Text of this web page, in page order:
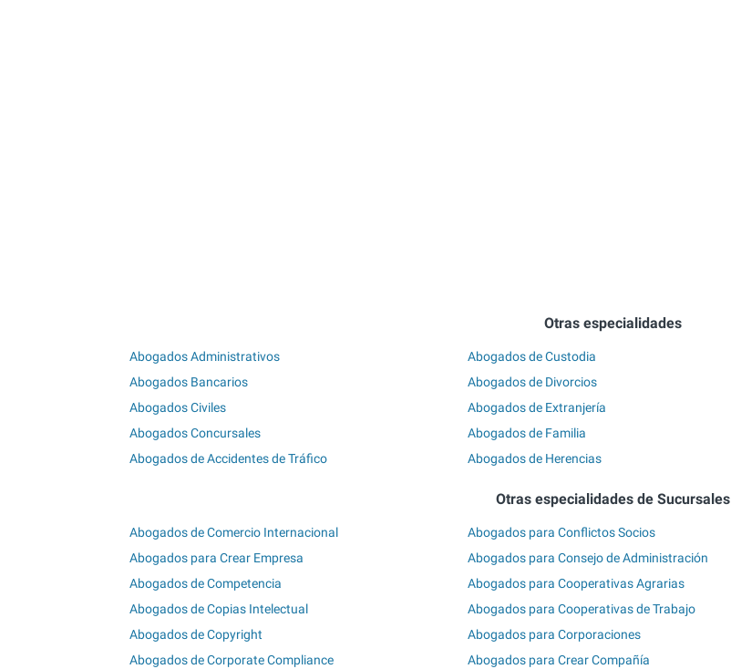
Otras especialidades
Abogados Administrativos
Abogados Bancarios
Abogados Civiles
Abogados Concursales
Abogados de Accidentes de Tráfico
Abogados de Custodia
Abogados de Divorcios
Abogados de Extranjería
Abogados de Familia
Abogados de Herencias
Otras especialidades de Sucursales
Abogados de Comercio Internacional
Abogados para Crear Empresa
Abogados de Competencia
Abogados de Copias Intelectual
Abogados de Copyright
Abogados de Corporate Compliance
Abogados para Conflictos Socios
Abogados para Consejo de Administración
Abogados para Cooperativas Agrarias
Abogados para Cooperativas de Trabajo
Abogados para Corporaciones
Abogados para Crear Compañía